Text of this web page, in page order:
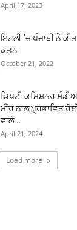
April 17, 2023
ਇਟਲੀ ‘ਚ ਪੰਜਾਬੀ ਨੇ
ਕਤਨ
October 21, 2022
ਡਿਪਟੀ ਕਮਿਸ਼ਨਰ
ਮੀਂਹ ਨਾਲ ਪ੍ਰਭਾਵਿਤ
ਵਾਲੇ...
April 21, 2024
Load more